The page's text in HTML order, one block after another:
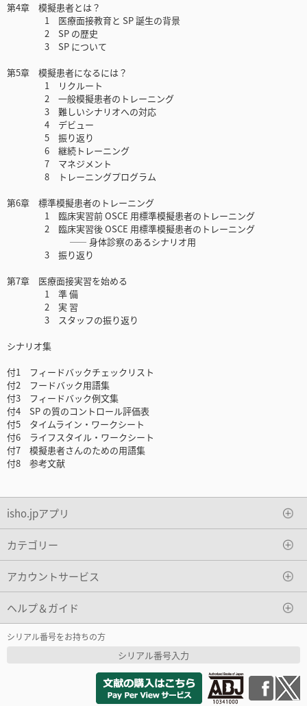
第4章 模擬患者とは？
1 医療面接教育と SP 誕生の背景
2 SP の歴史
3 SP について
第5章 模擬患者になるには？
1 リクルート
2 一般模擬患者のトレーニング
3 難しいシナリオへの対応
4 デビュー
5 振り返り
6 継続トレーニング
7 マネジメント
8 トレーニングプログラム
第6章 標準模擬患者のトレーニング
1 臨床実習前 OSCE 用標準模擬患者のトレーニング
2 臨床実習後 OSCE 用標準模擬患者のトレーニング
—— 身体診察のあるシナリオ用
3 振り返り
第7章 医療面接実習を始める
1 準 備
2 実 習
3 スタッフの振り返り
シナリオ集
付1 フィードバックチェックリスト
付2 フードバック用語集
付3 フィードバック例文集
付4 SP の質のコントロール評価表
付5 タイムライン・ワークシート
付6 ライフスタイル・ワークシート
付7 模擬患者さんのための用語集
付8 参考文献
isho.jpアプリ
カテゴリー
アカウントサービス
ヘルプ＆ガイド
シリアル番号をお持ちの方
シリアル番号入力